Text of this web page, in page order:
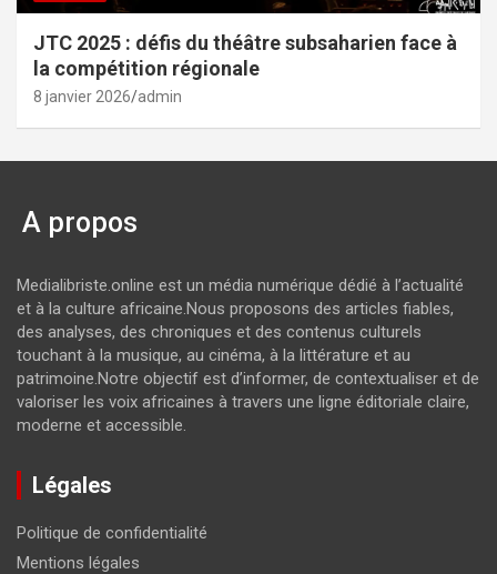
JTC 2025 : défis du théâtre subsaharien face à
la compétition régionale
8 janvier 2026 admin
A propos
Medialibriste.online est un média numérique dédié à l’actualité
et à la culture africaine.Nous proposons des articles fiables,
des analyses, des chroniques et des contenus culturels
touchant à la musique, au cinéma, à la littérature et au
patrimoine.Notre objectif est d’informer, de contextualiser et de
valoriser les voix africaines à travers une ligne éditoriale claire,
moderne et accessible.
Légales
Politique de confidentialité
Mentions légales